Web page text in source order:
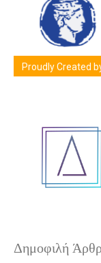
Proudly Created
Δημοφιλή